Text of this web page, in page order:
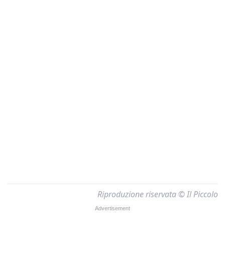
Riproduzione riservata © Il Piccolo